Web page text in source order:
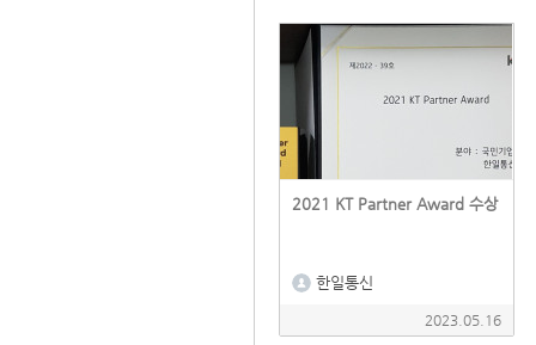
2021 KT Partner Award 수상
한일통신
2023.05.16